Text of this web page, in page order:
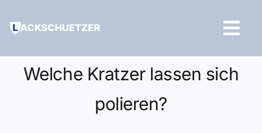
Inhalt
Welche Kratzer lassen sich
polieren?